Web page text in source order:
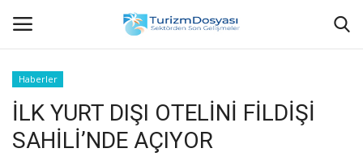
Anasayfa
Bize Ulaşın
Haberler
İLK YURT DIŞI OTELİNİ FİLDİŞİ
SAHİLİ’NDE AÇIYOR